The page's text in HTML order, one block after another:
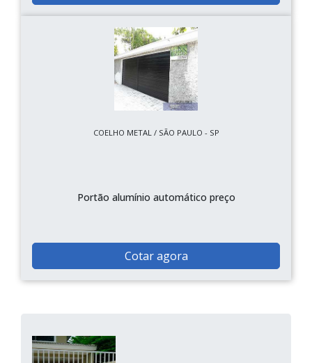
COELHO METAL / SÃO PAULO - SP
Portão alumínio automático preço
Cotar agora